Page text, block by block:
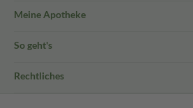
Meine Apotheke
So geht's
Rechtliches